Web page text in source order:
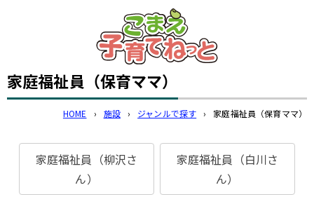
このページの本文へ
家庭福祉員（保育ママ）
HOME › 施設 › ジャンルで探す › 家庭福祉員（保育ママ）
家庭福祉員（柳沢さ
ん）
家庭福祉員（白川さ
ん）